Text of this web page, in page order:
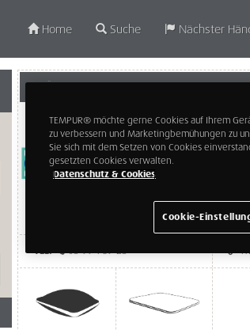
Home Suche Nächster
BSTÄNDIG WIEN 22 DZ
1220
TEL: 05 99 789 23
TEMPUR® möchte gerne Cookies auf Ihrem
zu verbessern und Marketingbemühungen zu
Sie sich mit dem Setzen von Cookies
gesetzten Cookies verwalten.
Datenschutz & Cookies
Cookie-